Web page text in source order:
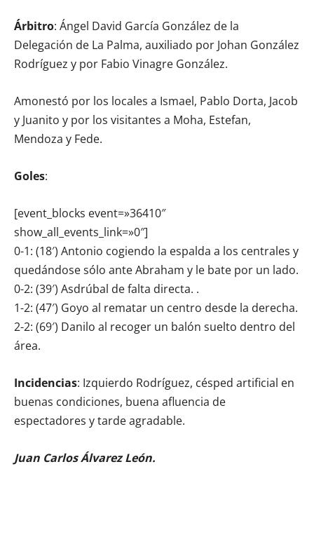
Árbitro: Ángel David García González de la
Delegación de La Palma, auxiliado por Johan González
Rodríguez y por Fabio Vinagre González.
Amonestó por los locales a Ismael, Pablo Dorta, Jacob
y Juanito y por los visitantes a Moha, Estefan,
Mendoza y Fede.
Goles:
[event_blocks event=»36410″
show_all_events_link=»0″]
0-1: (18′) Antonio cogiendo la espalda a los centrales y
quedándose sólo ante Abraham y le bate por un lado.
0-2: (39′) Asdrúbal de falta directa. .
1-2: (47′) Goyo al rematar un centro desde la derecha.
2-2: (69′) Danilo al recoger un balón suelto dentro del
área.
Incidencias: Izquierdo Rodríguez, césped artificial en
buenas condiciones, buena afluencia de
espectadores y tarde agradable.
Juan Carlos Álvarez León.